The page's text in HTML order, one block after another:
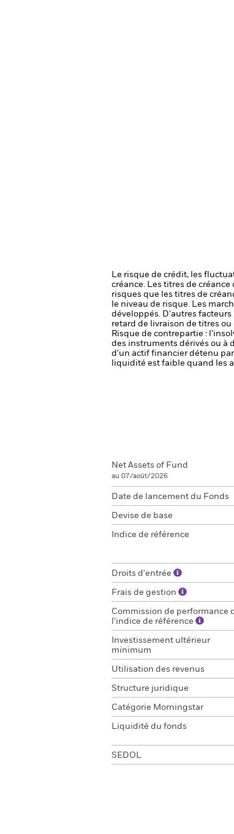
Le risque de crédit, les
créance. Les titres de
risques que les titres de
le niveau de risque. Les
développés. D'autres
retard de livraison de titres
Risque de contrepartie :
des instruments dérivés ou à
d'un actif financier détenu par
liquidité est faible quand les
Net Assets of Fund
au 07/août/2026
Date de lancement du Fonds
Devise de base
Indice de référence
Droits d'entrée
Frais de gestion
Commission de performance
l'indice de référence
Investissement ultérieur
minimum
Utilisation des revenus
Structure juridique
Catégorie Morningstar
Liquidité du fonds
SEDOL